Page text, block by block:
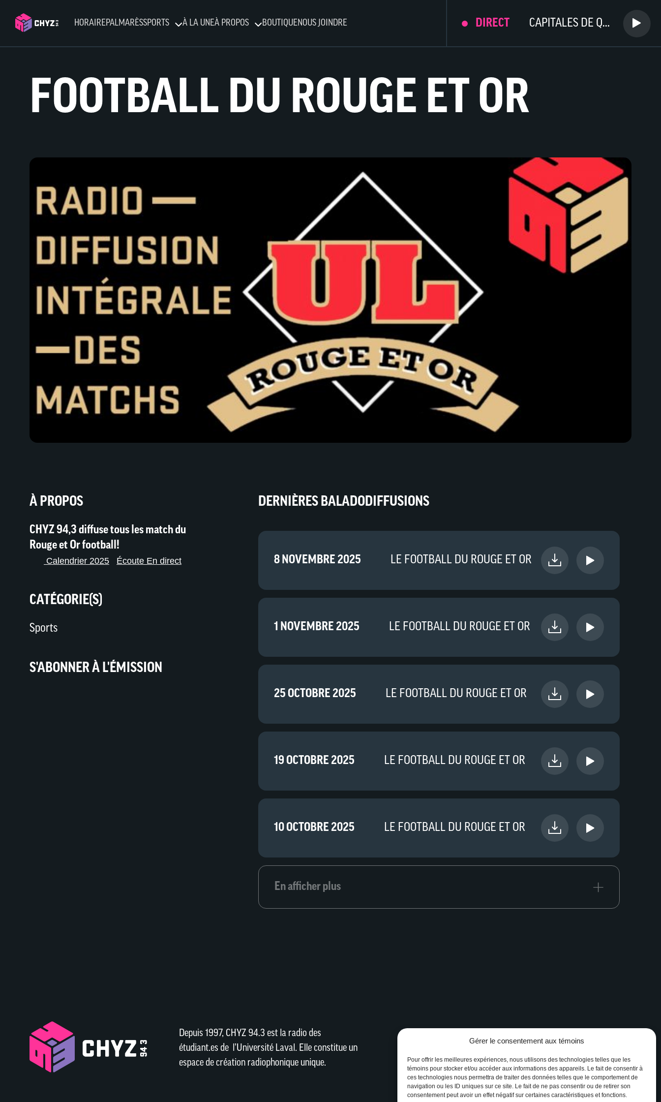
Gérer le consentement aux témoins
Pour offrir les meilleures expériences, nous utilisons des technologies telles que les
témoins pour stocker et/ou accéder aux informations des appareils. Le fait de consentir à
ces technologies nous permettra de traiter des données telles que le comportement de
navigation ou les ID uniques sur ce site. Le fait de ne pas consentir ou de retirer son
consentement peut avoir un effet négatif sur certaines caractéristiques et fonctions.
HORAIREPALMARÈSSPORTS À LA UNEÀ PROPOS BOUTIQUENOUS JOINDRE DIRECT CAPITALES DE Q...
FOOTBALL DU ROUGE ET OR
À PROPOS
CHYZ 94,3 diffuse tous les match du
Rouge et Or football!
Calendrier 2025 Écoute En direct
CATÉGORIE(S)
Sports
S'ABONNER À L'ÉMISSION
DERNIÈRES BALADODIFFUSIONS
8 NOVEMBRE 2025 LE FOOTBALL DU ROUGE ET OR
1 NOVEMBRE 2025 LE FOOTBALL DU ROUGE ET OR
25 OCTOBRE 2025 LE FOOTBALL DU ROUGE ET OR
19 OCTOBRE 2025 LE FOOTBALL DU ROUGE ET OR
10 OCTOBRE 2025 LE FOOTBALL DU ROUGE ET OR
En afficher plus
Depuis 1997, CHYZ 94.3 est la radio des
étudiant.es de l’Université Laval. Elle constitue un
espace de création radiophonique unique.
Facebook Instagram